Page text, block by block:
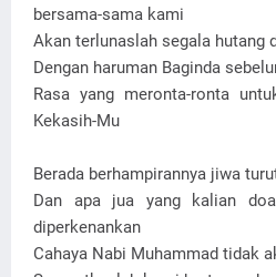
bersama-sama kami
Akan terlunaslah segala hutang
Dengan haruman Baginda
Rasa yang meronta-ronta
Kekasih-Mu
Berada berhampirannya jiwa
Dan apa jua yang kalian
diperkenankan
Cahaya Nabi Muhammad tidak